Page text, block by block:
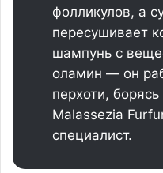
фолликулов, а
пересушивает
шампунь с
оламин — он
перхоти,
Malassezia
специалист.